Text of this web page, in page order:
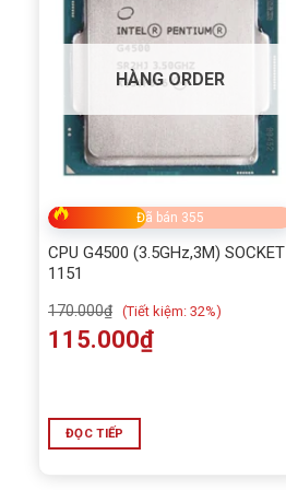
HÀNG ORDER
Đã bán 355
CPU G4500 (3.5GHz,3M) SOCKET
1151
170.000₫ (Tiết kiệm: 32%)
115.000₫
ĐỌC TIẾP